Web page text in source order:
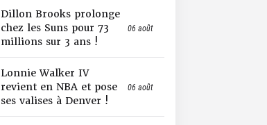
Dillon Brooks prolonge
chez les Suns pour 73
millions sur 3 ans !
06 août
Lonnie Walker IV
revient en NBA et pose
ses valises à Denver !
06 août